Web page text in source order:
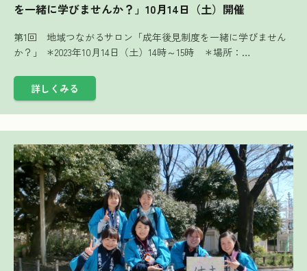
を一緒に学びませんか？」10月14日（土）開催
第1回 地域つながるサロン「成年後見制度を一緒に学びません
か？」 ＊2023年10月14日（土）14時～15時 ＊場所：…
詳しくみる